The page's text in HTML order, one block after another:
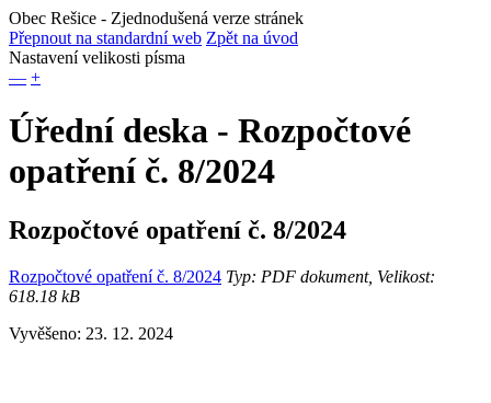
Obec Rešice - Zjednodušená verze stránek
Přepnout na standardní web Zpět na úvod
Nastavení velikosti písma
— +
Úřední deska - Rozpočtové
opatření č. 8/2024
Rozpočtové opatření č. 8/2024
Rozpočtové opatření č. 8/2024 Typ: PDF dokument, Velikost:
618.18 kB
Vyvěšeno: 23. 12. 2024